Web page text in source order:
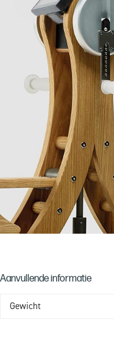
Aanvullende informatie
Gewicht